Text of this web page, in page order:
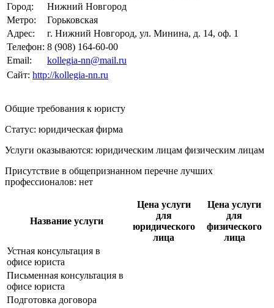
Город:
Нижний Новгород
Метро:
Горьковская
Адрес:
г. Нижний Новгород, ул. Минина, д. 14, оф. 1
Телефон: 8 (908) 164-60-00
Email:
kollegia-nn@mail.ru
Сайт: http://kollegia-nn.ru
Общие требования к юристу
Статус: юридическая фирма
Услуги оказываются: юридическим лицам физическим лицам
Присутствие в общепризнанном перечне лучших
профессионалов: нет
Название услуги
Цена услуги
для
юридического
лица
Цена услуги
для
физического
лица
Устная консультация в
офисе юриста
Письменная консультация в
офисе юриста
Подготовка договора